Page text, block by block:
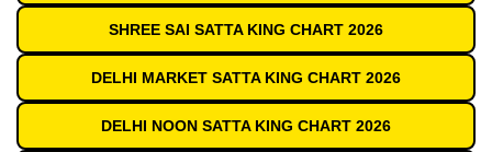
SHREE SAI SATTA KING CHART 2026
DELHI MARKET SATTA KING CHART 2026
DELHI NOON SATTA KING CHART 2026